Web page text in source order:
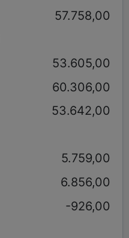
57.758,00
53.605,00
60.306,00
53.642,00
5.759,00
6.856,00
-926,00